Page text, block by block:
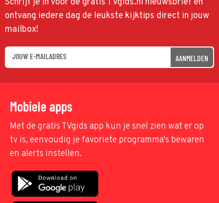
ontvang iedere dag de leukste kijktips direct in jouw
mailbox!
AANMELDEN
Mobiele apps
Met de gratis TVgids app kun je snel zien wat er op
tv is, eenvoudig je favoriete programma's bewaren
en alerts instellen.